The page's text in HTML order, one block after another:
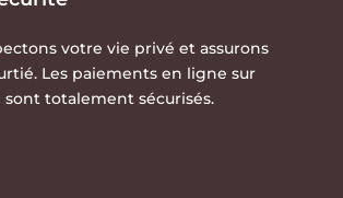
votre vie privé et assurons
Les paiements en ligne sur
totalement sécurisés.